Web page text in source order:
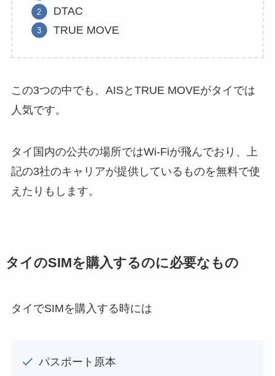
DTAC
TRUE MOVE
この3つの中でも、AISとTRUE MOVEがタイでは
人気です。
タイ国内の公共の場所ではWi-Fiが飛んでおり、上
記の3社のキャリアが提供しているものを無料で使
えたりもします。
タイのSIMを購入するのに必要なもの
タイでSIMを購入する時には
パスポート原本